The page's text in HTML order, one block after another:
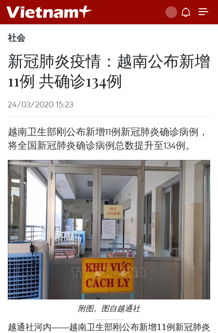
社会
新冠肺炎疫情：越南公布新增
11例 共确诊134例
24/03/2020 15:23
越南卫生部刚公布新增11例新冠肺炎确诊病例，
将全国新冠肺炎确诊病例总数提升至134例。
附图。图自越通社
越通社河内——越南卫生部刚公布新增11例新冠肺炎